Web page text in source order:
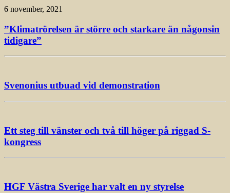
6 november, 2021
”Klimatrörelsen är större och starkare än någonsin
tidigare”
Svenonius utbuad vid demonstration
Ett steg till vänster och två till höger på riggad S-
kongress
HGF Västra Sverige har valt en ny styrelse